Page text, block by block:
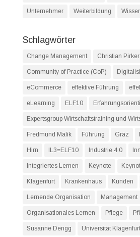
Unternehmer Weiterbildung
Schlagwörter
Change Management Christian Pirker
Community of Practice (CoP)
eCommerce effektive Führung
eLearning ELF10
Expertsgroup Wirtschaftstraining und
Fredmund Malik Führung Graz
Hirn IL3=ELF10 Industrie 4.0
Integriertes Lernen Keynote
Klagenfurt Krankenhaus Kunden
Lernende Organisation Management
Organisationales Lernen Pflege
Susanne Dengg Universität Klagenfurt